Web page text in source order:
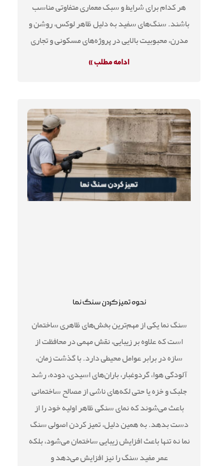
هر کدام برای شرایط و سبک معماری متفاوتی مناسب
باشند. سنگ‌های سفید به دلیل ظاهر لوکس، روشن و
مدرن، محبوبیت بالایی در پروژه‌های مسکونی و تجاری
ادامه مطلب »
نحوه تمیز کردن سنگ نما
سنگ نما یکی از مهم‌ترین بخش‌های ظاهری ساختمان
است که علاوه بر زیبایی، نقش مهمی در محافظت از
سازه در برابر عوامل محیطی دارد. با گذشت زمان،
آلودگی هوا، گردوغبار، باران‌های اسیدی، دوده، رشد
جلبک و خزه یا حتی لکه‌های ناشی از مصالح ساختمانی
باعث می‌شوند که نمای سنگی ظاهر اولیه خود را از
دست بدهد. به همین دلیل، تمیز کردن اصولی سنگ
نما نه تنها باعث افزایش زیبایی ساختمان می‌شود، بلکه
عمر مفید سنگ را نیز افزایش می‌دهد و